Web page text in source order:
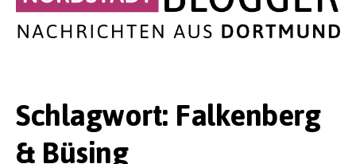
Schlagwort: Falkenberg
& Büsing